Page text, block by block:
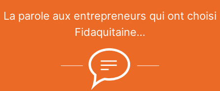
La parole aux entrepreneurs qui ont choisi
Fidaquitaine...